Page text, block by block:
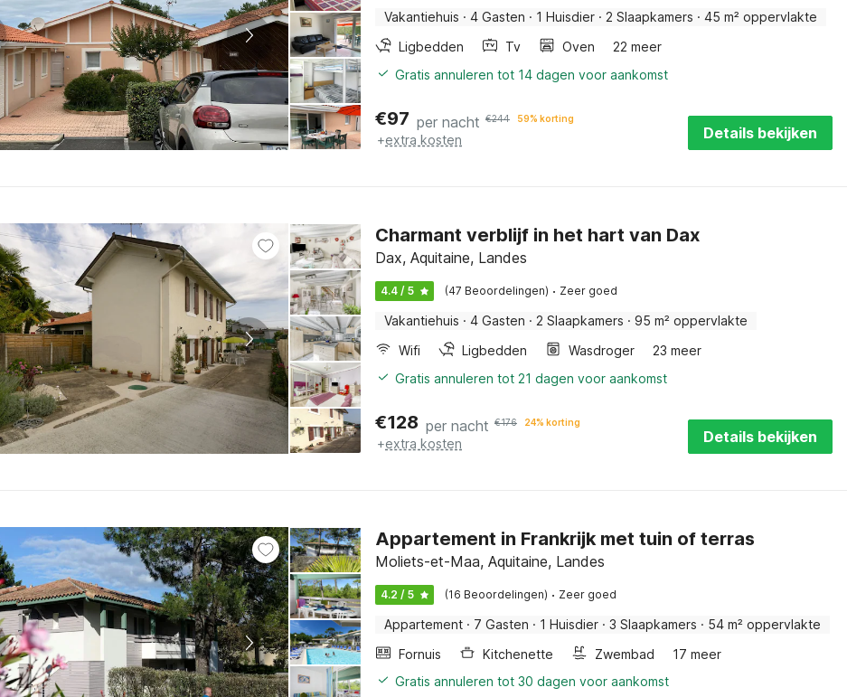
Vakantiehuis · 4 Gasten · 1 Huisdier · 2 Slaapkamers · 45 m² oppervlakte
Ligbedden
Tv Oven
22 meer
Gratis annuleren tot 14 dagen voor aankomst
€97 per nacht €244 59% korting
+extra kosten Details bekijken
Charmant verblijf in het hart van Dax
Dax, Aquitaine, Landes
4.4 / 5 (47 Beoordelingen) · Zeer goed
Vakantiehuis · 4 Gasten · 2 Slaapkamers · 95 m² oppervlakte
Wifi
Ligbedden Wasdroger
23 meer
Gratis annuleren tot 21 dagen voor aankomst
€128 per nacht €176 24% korting
+extra kosten Details bekijken
Appartement in Frankrijk met tuin of terras
Moliets-et-Maa, Aquitaine, Landes
4.2 / 5 (16 Beoordelingen) · Zeer goed
Appartement · 7 Gasten · 1 Huisdier · 3 Slaapkamers · 54 m² oppervlakte
Fornuis
Kitchenette Zwembad
17 meer
Gratis annuleren tot 30 dagen voor aankomst